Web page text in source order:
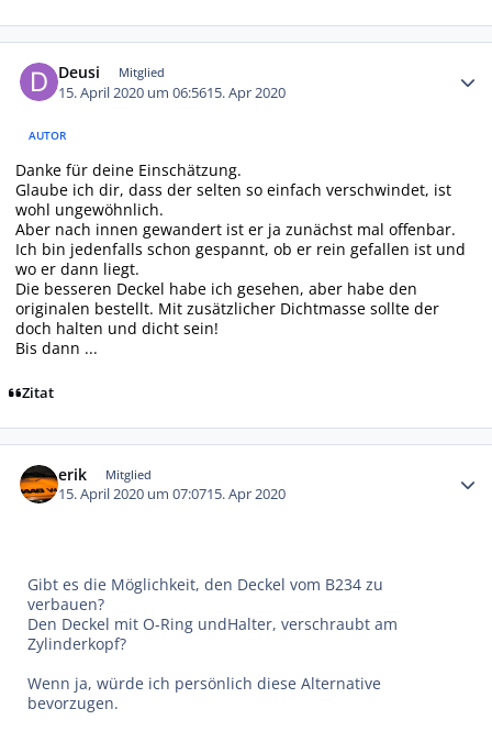
Deusi Mitglied
15. April 2020 um 06:5615. Apr 2020
AUTOR
Danke für deine Einschätzung.
Glaube ich dir, dass der selten so einfach verschwindet, ist
wohl ungewöhnlich.
Aber nach innen gewandert ist er ja zunächst mal offenbar.
Ich bin jedenfalls schon gespannt, ob er rein gefallen ist und
wo er dann liegt.
Die besseren Deckel habe ich gesehen, aber habe den
originalen bestellt. Mit zusätzlicher Dichtmasse sollte der
doch halten und dicht sein!
Bis dann ...
Zitat
erik Mitglied
15. April 2020 um 07:0715. Apr 2020
Gibt es die Möglichkeit, den Deckel vom B234 zu
verbauen?
Den Deckel mit O-Ring undHalter, verschraubt am
Zylinderkopf?
Wenn ja, würde ich persönlich diese Alternative
bevorzugen.